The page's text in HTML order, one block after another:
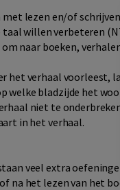
lezen en/of schrijven
taal willen verbeteren
naar boeken,
het verhaal voorleest,
welke bladzijde het
niet te
in het verhaal.
veel extra
na het lezen van het